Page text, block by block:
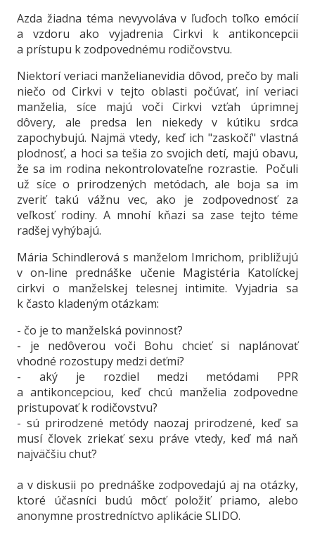
Azda žiadna téma nevyvoláva v ľuďoch toľko emócií
a vzdoru ako vyjadrenia Cirkvi k antikoncepcii
a prístupu k zodpovednému rodičovstvu.
Niektorí veriaci manželianevidia dôvod, prečo by mali
niečo od Cirkvi v tejto oblasti počúvať, iní veriaci
manželia, síce majú voči Cirkvi vzťah úprimnej
dôvery, ale predsa len niekedy v kútiku srdca
zapochybujú. Najmä vtedy, keď ich "zaskočí" vlastná
plodnosť, a hoci sa tešia zo svojich detí, majú obavu,
že sa im rodina nekontrolovateľne rozrastie. Počuli
už síce o prirodzených metódach, ale boja sa im
zveriť takú vážnu vec, ako je zodpovednosť za
veľkosť rodiny. A mnohí kňazi sa zase tejto téme
radšej vyhýbajú.
Mária Schindlerová s manželom Imrichom, približujú
v on-line prednáške učenie Magistéria Katolíckej
cirkvi o manželskej telesnej intimite. Vyjadria sa
k často kladeným otázkam:
- čo je to manželská povinnosť?
- je nedôverou voči Bohu chcieť si naplánovať
vhodné rozostupy medzi deťmi?
- aký je rozdiel medzi metódami PPR
a antikoncepciou, keď chcú manželia zodpovedne
pristupovať k rodičovstvu?
- sú prirodzené metódy naozaj prirodzené, keď sa
musí človek zriekať sexu práve vtedy, keď má naň
najväčšiu chuť?
a v diskusii po prednáške zodpovedajú aj na otázky,
ktoré účasníci budú môcť položiť priamo, alebo
anonymne prostredníctvo aplikácie SLIDO.